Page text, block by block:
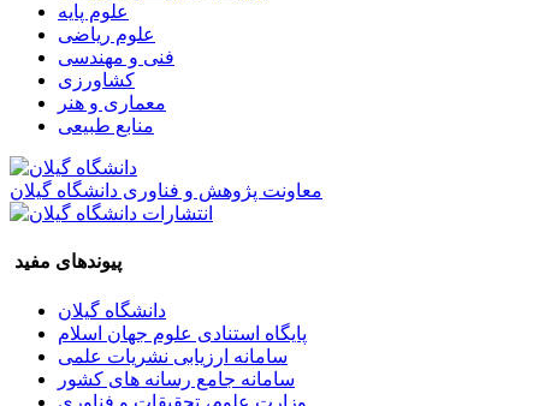
علوم پایه
علوم ریاضی
فنی و مهندسی
کشاورزی
معماری و هنر
منابع طبیعی
معاونت پژوهش و فناوری دانشگاه گیلان
پیوندهای مفید
دانشگاه گیلان
پایگاه استنادی علوم جهان اسلام
سامانه ارزیابی نشریات علمی
سامانه جامع رسانه های کشور
وزارت علوم، تحقیقات و فناوری